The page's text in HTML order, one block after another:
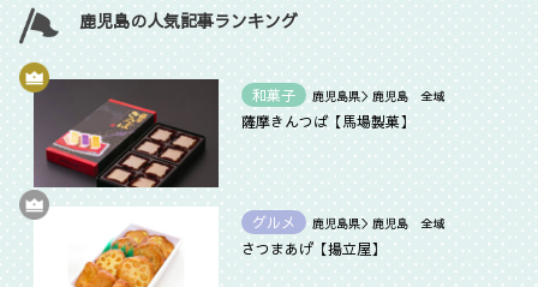
鹿児島の人気記事ランキング
和菓子 鹿児島県＞鹿児島 全域
薩摩きんつば【馬場製菓】
グルメ 鹿児島県＞鹿児島 全域
さつまあげ【揚立屋】